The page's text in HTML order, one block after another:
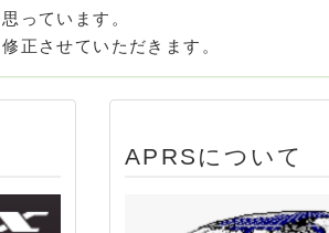
っています。
正させていただきます。
APRSについて